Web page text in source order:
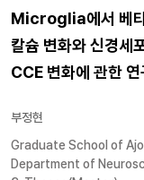
Microglia에서 베타
칼슘 변화와 신경세
CCE 변화에 관한 연
부정현
Graduate School of
Department of